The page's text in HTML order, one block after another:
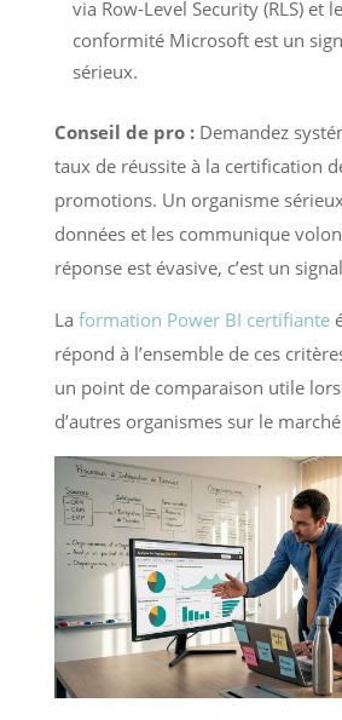
via Row-Level Security (RLS) et
conformité Microsoft est un
sérieux.
Conseil de pro :Demandez
taux de réussite à la certification
promotions. Un organisme
données et les communique
réponse est évasive, c’est un
La formation Power BI certifiante
répond à l’ensemble de ces
un point de comparaison utile
d’autres organismes sur le